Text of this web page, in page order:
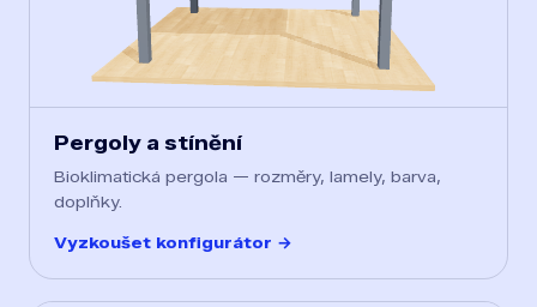
Pergoly a stínění
Bioklimatická pergola — rozměry, lamely, barva,
doplňky.
Vyzkoušet konfigurátor →